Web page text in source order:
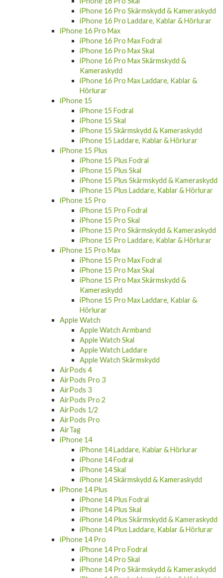
iPhone 16 Plus Skärmskydd & Kameraskydd
iPhone 16 Plus Laddare, Kablar & Hörlurar
iPhone 16 Pro
iPhone 16 Pro Fodral
iPhone 16 Pro Skal
iPhone 16 Pro Skärmskydd & Kameraskydd
iPhone 16 Pro Laddare, Kablar & Hörlurar
iPhone 16 Pro Max
iPhone 16 Pro Max Fodral
iPhone 16 Pro Max Skal
iPhone 16 Pro Max Skärmskydd &
Kameraskydd
iPhone 16 Pro Max Laddare, Kablar &
Hörlurar
iPhone 15
iPhone 15 Fodral
iPhone 15 Skal
iPhone 15 Skärmskydd & Kameraskydd
iPhone 15 Laddare, Kablar & Hörlurar
iPhone 15 Plus
iPhone 15 Plus Fodral
iPhone 15 Plus Skal
iPhone 15 Plus Skärmskydd & Kameraskydd
iPhone 15 Plus Laddare, Kablar & Hörlurar
iPhone 15 Pro
iPhone 15 Pro Fodral
iPhone 15 Pro Skal
iPhone 15 Pro Skärmskydd & Kameraskydd
iPhone 15 Pro Laddare, Kablar & Hörlurar
iPhone 15 Pro Max
iPhone 15 Pro Max Fodral
iPhone 15 Pro Max Skal
iPhone 15 Pro Max Skärmskydd &
Kameraskydd
iPhone 15 Pro Max Laddare, Kablar &
Hörlurar
Apple Watch
Apple Watch Armband
Apple Watch Skal
Apple Watch Laddare
Apple Watch Skärmskydd
AirPods 4
AirPods Pro 3
AirPods 3
AirPods Pro 2
AirPods 1/2
AirPods Pro
AirTag
iPhone 14
iPhone 14 Laddare, Kablar & Hörlurar
iPhone 14 Fodral
iPhone 14 Skal
iPhone 14 Skärmskydd & Kameraskydd
iPhone 14 Plus
iPhone 14 Plus Fodral
iPhone 14 Plus Skal
iPhone 14 Plus Skärmskydd & Kameraskydd
iPhone 14 Plus Laddare, Kablar & Hörlurar